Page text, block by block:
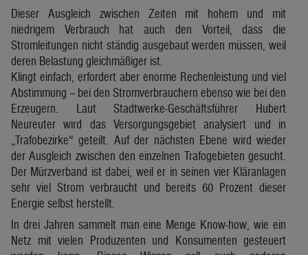
Dieser Ausgleich zwischen Zeiten mit hohem und mit
niedrigem Verbrauch hat auch den Vorteil, dass die
Stromleitungen nicht ständig ausgebaut werden müssen, weil
deren Belastung gleichmäßiger ist.
Klingt einfach, erfordert aber enorme Rechenleistung und viel
Abstimmung – bei den Stromverbrauchern ebenso wie bei den
Erzeugern. Laut Stadtwerke-Geschäftsführer Hubert
Neureuter wird das Versorgungsgebiet analysiert und in
„Trafobezirke“ geteilt. Auf der nächsten Ebene wird wieder
der Ausgleich zwischen den einzelnen Trafogebieten gesucht.
Der Mürzverband ist dabei, weil er in seinen vier Kläranlagen
sehr viel Strom verbraucht und bereits 60 Prozent dieser
Energie selbst herstellt.
In drei Jahren sammelt man eine Menge Know-how, wie ein
Netz mit vielen Produzenten und Konsumenten gesteuert